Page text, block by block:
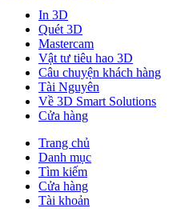
In 3D
Quét 3D
Mastercam
Vật tư tiêu hao 3D
Câu chuyện khách hàng
Tài Nguyên
Về 3D Smart Solutions
Cửa hàng
Trang chủ
Danh mục
Tìm kiếm
Cửa hàng
Tài khoản